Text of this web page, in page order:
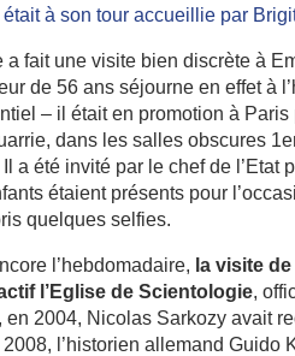
à son tour accueillie par
a fait une visite bien discrète à
de 56 ans séjourne en effet à
– il était en promotion à Paris
dans les salles obscures
Il a été invité par le chef de l’Etat
étaient présents pour
quelques selfies.
l’hebdomadaire, la visite
l’Eglise de Scientologie,
en 2004, Nicolas Sarkozy avait
l’historien allemand